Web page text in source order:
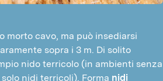
morto cavo, ma può insediarsi
sopra i 3 m. Di solito
nido terricolo (in ambienti senza
nidi terricoli). Forma nidi